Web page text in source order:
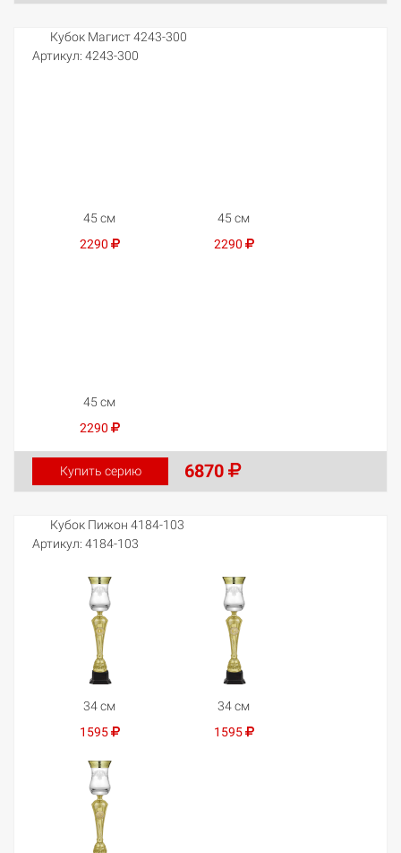
Кубок Магист 4243-300
Артикул: 4243-300
45 см
2290
45 см
2290
45 см
2290
Купить серию 6870
Кубок Пижон 4184-103
Артикул: 4184-103
34 см
1595
34 см
1595